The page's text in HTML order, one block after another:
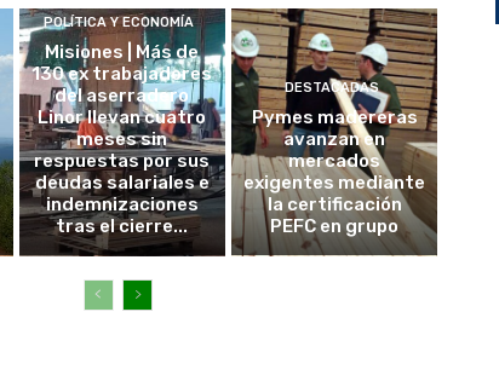
POLÍTICA Y ECONOMÍA
Misiones | Más de
130 ex trabajadores
del aserradero
Linor llevan cuatro
meses sin
respuestas por sus
deudas salariales e
indemnizaciones
tras el cierre...
DESTACADAS
Pymes madereras
avanzan en
mercados
exigentes mediante
la certificación
PEFC en grupo